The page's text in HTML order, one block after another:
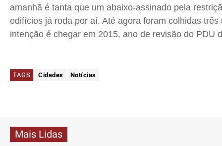
amanhã é tanta que um abaixo-assinado pela
edifícios já roda por aí. Até agora foram colhidas três
intenção é chegar em 2015, ano de revisão do PDU
TAGS Cidades Notícias
Mais Lidas